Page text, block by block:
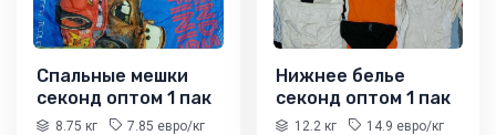
Спальные мешки
секонд оптом 1 пак
8.75 кг 7.85 евро/кг
Нижнее белье
секонд оптом 1 пак
12.2 кг 14.9 евро/кг